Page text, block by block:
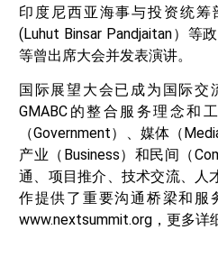
印度尼西亚海事与投资统筹
(Luhut Binsar Pandjaitan）等
等曾出席大会并发表演讲。
国际展望大会已成为国际交
GMABC的整合服务理念和
（Government）、媒体（
产业（Business）和民间（
通、项目推介、技术交流、人
作提供了重要沟通桥梁和服
www.nextsummit.org，更多详